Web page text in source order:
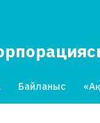
Байланыс